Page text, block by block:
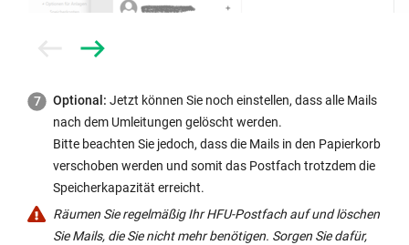
Next
Optional: Jetzt können Sie noch einstellen, dass alle Mails
nach dem Umleitungen gelöscht werden.
Bitte beachten Sie jedoch, dass die Mails in den Papierkorb
verschoben werden und somit das Postfach trotzdem die
Speicherkapazität erreicht.
Räumen Sie regelmäßig Ihr HFU-Postfach auf und löschen
Sie Mails, die Sie nicht mehr benötigen. Sorgen Sie dafür,